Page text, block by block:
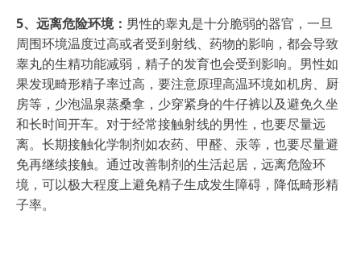
5、远离危险环境： 男性的睾丸是十分脆弱的器官，一旦
周围环境温度过高或者受到射线、药物的影响，都会导致
睾丸的生精功能减弱，精子的发育也会受到影响。男性如
果发现畸形精子率过高，要注意原理高温环境如机房、厨
房等，少泡温泉蒸桑拿，少穿紧身的牛仔裤以及避免久坐
和长时间开车。对于经常接触射线的男性，也要尽量远
离。长期接触化学制剂如农药、甲醛、汞等，也要尽量避
免再继续接触。通过改善制剂的生活起居，远离危险环
境，可以极大程度上避免精子生成发生障碍，降低畸形精
子率。